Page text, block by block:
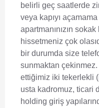
belirli geç saatlerde
veya kapıyı
apartmanınızın
hissetmeniz çok
bir durumda size
sunmaktan
ettiğimiz iki tekerlekli
usta kadromuz, ticari
holding giriş